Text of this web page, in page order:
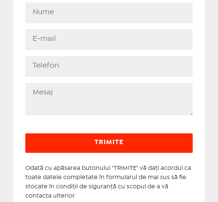
Odată cu apăsarea butonului "TRIMITE" vă daţi acordul ca
toate datele completate în formularul de mai sus să fie
stocate în condiţii de siguranţă cu scopul de a vă
contacta ulterior.